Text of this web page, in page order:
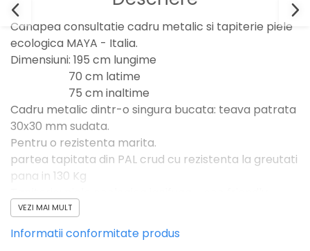
Canapea consultatie cadru metalic si tapiterie piele
ecologica MAYA - Italia.
Dimensiuni: 195 cm lungime
70 cm latime
75 cm inaltime
Cadru metalic dintr-o singura bucata: teava patrata
30x30 mm sudata.
Pentru o rezistenta marita.
partea tapitata din PAL crud cu rezistenta la greutati
pana in 130 Kg
culoare la comanda
Ridicarea partii capului se face cu balama de ridicare
in trepte - tip RASTOMAT - actionare cu o singura
VEZI MAI MULT
Informatii conformitate produs